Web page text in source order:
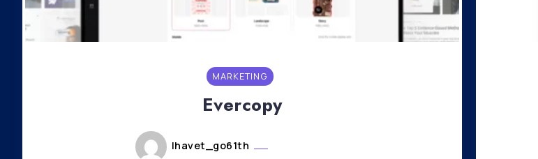
MARKETING
Evercopy
lhavet_go61th